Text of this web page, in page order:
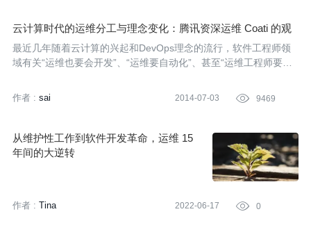
云计算时代的运维分工与理念变化：腾讯资深运维 Coati 的观
点
最近几年随着云计算的兴起和DevOps理念的流行，软件工程师领
域有关“运维也要会开发”、“运维要自动化”、甚至“运维工程师要失
请到的嘉宾是一位资深的运维工程师，他是从开发工程师转岗成运
维的。运维工作的界限将产生怎样的变化？运维工程师未来的职业
学习什么？让我们听听他的观点。
作者 : sai 2014-07-03  9469
从维护性工作到软件开发革命，运维 15
年间的大逆转
作者 : Tina 2022-06-17  0